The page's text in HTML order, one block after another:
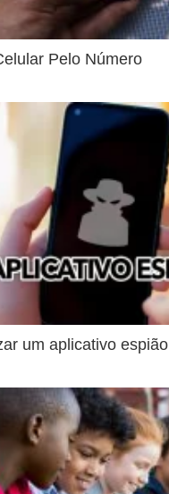
Pelo Número
um aplicativo espião